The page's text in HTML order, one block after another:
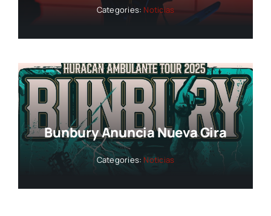
Categories: Noticias
Bunbury Anuncia Nueva Gira
Categories: Noticias